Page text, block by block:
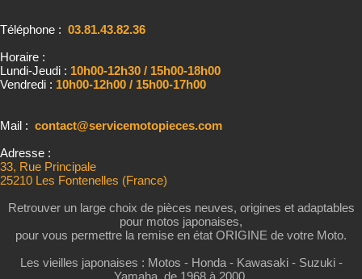
Téléphone : 03.81.43.82.36
Horaire :
Lundi-Jeudi : 10h00-12h30 / 15h00-18h00
Vendredi : 10h00-12h00 / 15h00-17h00
Mail : contact@servicemotopieces.com
Adresse :
33, Rue Principale
25210 Les Fontenelles (France)
Retrouver un large choix de pièces neuves, origines et adaptables
pour motos japonaises,
pour vous permettre la remise en état ORIGINE de votre Moto.
Les vieilles japonaises : Motos - Honda - Kawasaki - Suzuki -
Yamaha. de 1968 à 2000.